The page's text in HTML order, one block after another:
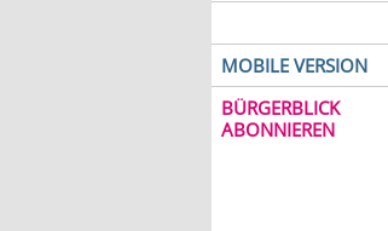
MOBILE VERSION
BÜRGERBLICK
ABONNIEREN